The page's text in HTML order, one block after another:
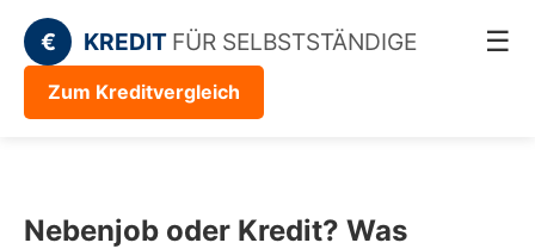
€ KREDIT FÜR SELBSTSTÄNDIGE ☰
Zum Kreditvergleich
Nebenjob oder Kredit? Was